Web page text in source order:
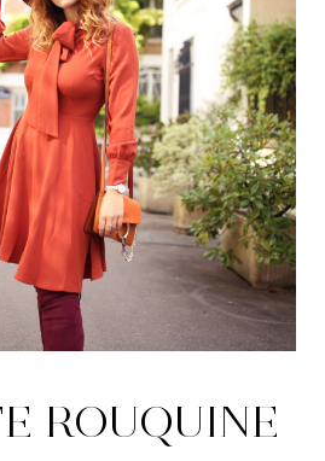
ROUQUINE